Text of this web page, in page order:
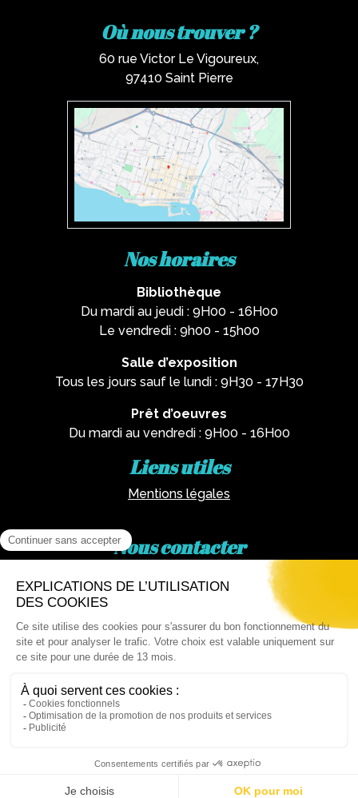
Où nous trouver ?
60 rue Victor Le Vigoureux,
97410 Saint Pierre
Nos horaires
Bibliothèque
Du mardi au jeudi : 9H00 - 16H00
Le vendredi : 9h00 - 15h00
Salle d’exposition
Tous les jours sauf le lundi : 9H30 - 17H30
Prêt d’oeuvres
Du mardi au vendredi : 9H00 - 16H00
Liens utiles
Mentions légales
Nous contacter
02 62 81 77 60
Via email : artotheque@cg974.fr